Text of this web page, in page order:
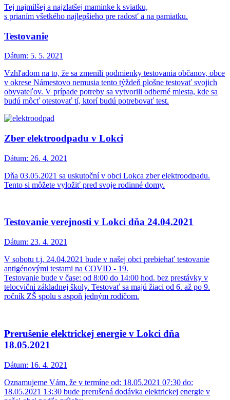
Tej najmilšej a najzlatšej maminke k sviatku,
s prianím všetkého najlepšieho pre radosť a na pamiatku.
Testovanie
Dátum: 5. 5. 2021
Vzhľadom na to, že sa zmenili podmienky testovania občanov, obce
v okrese Námestovo nemusia tento týždeň plošne testovať svojich
obyvateľov. V prípade potreby sa vytvorili odberné miesta, kde sa
budú môcť otestovať tí, ktorí budú potrebovať test.
Zber elektroodpadu v Lokci
Dátum: 26. 4. 2021
Dňa 03.05.2021 sa uskutoční v obci Lokca zber elektroodpadu.
Tento si môžete vyložiť pred svoje rodinné domy.
Testovanie verejnosti v Lokci dňa 24.04.2021
Dátum: 23. 4. 2021
V sobotu t.j. 24.04.2021 bude v našej obci prebiehať testovanie
antigénovými testami na COVID - 19.
Testovanie bude v čase: od 8:00 do 14:00 hod. bez prestávky v
telocvični základnej školy. Testovať sa majú žiaci od 6. až po 9.
ročník ZŠ spolu s aspoň jedným rodičom.
Prerušenie elektrickej energie v Lokci dňa
18.05.2021
Dátum: 16. 4. 2021
Oznamujeme Vám, že v termíne od: 18.05.2021 07:30 do:
18.05.2021 13:30 bude prerušená dodávka elektrickej energie v